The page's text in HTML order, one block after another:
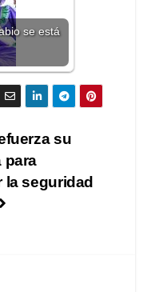
se está
su
para
la seguridad